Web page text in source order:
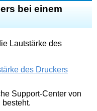
bei einem
Lautstärke des
des Druckers
Support-Center von
besteht.